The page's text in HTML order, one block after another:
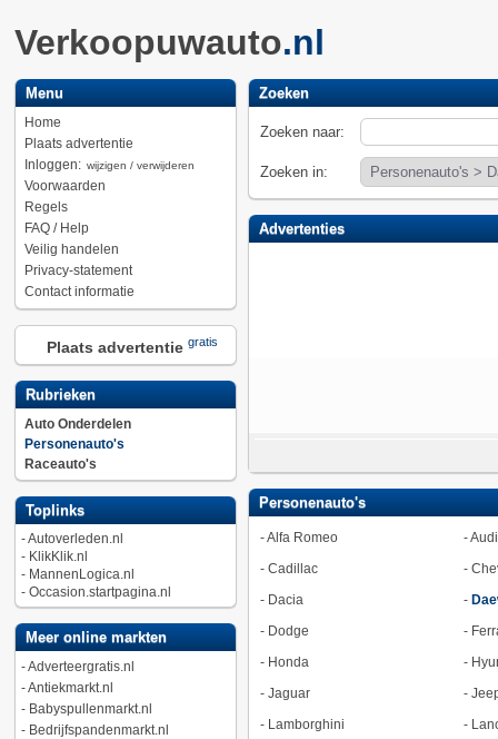
Verkoopuwauto.nl
Menu
Home
Plaats advertentie
Inloggen: wijzigen / verwijderen
Voorwaarden
Regels
FAQ / Help
Veilig handelen
Privacy-statement
Contact informatie
Plaats advertentie gratis
Rubrieken
Auto Onderdelen
Personenauto's
Raceauto's
Toplinks
-Autoverleden.nl
- KlikKlik.nl
- MannenLogica.nl
- Occasion.startpagina.nl
Meer online markten
-Adverteergratis.nl
-Antiekmarkt.nl
- Babyspullenmarkt.nl
- Bedrijfspandenmarkt.nl
Zoeken
Zoeken naar:
Zoeken in:
Advertenties
Personenauto's
-Alfa Romeo -Audi
- Cadillac -
- Dacia -
- Dodge -
- Honda -
- Jaguar -
- Lamborghini -